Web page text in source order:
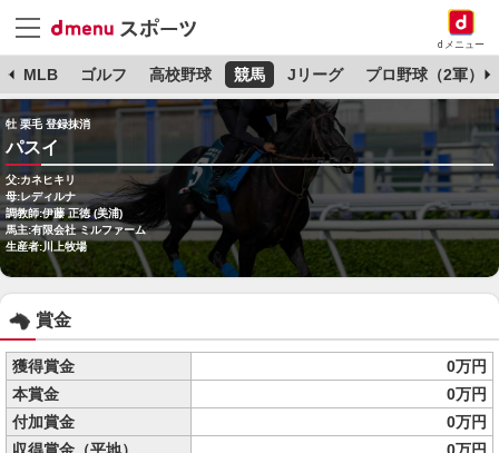
dメニュー
MLB ゴルフ 高校野球 競馬 Jリーグ プロ野球（2軍）
牡 栗毛 登録抹消
パスイ
父:カネヒキリ
母:レディルナ
調教師:伊藤 正徳 (美浦)
馬主:有限会社 ミルファーム
生産者:川上牧場
賞金
獲得賞金
0万円
本賞金
0万円
付加賞金
0万円